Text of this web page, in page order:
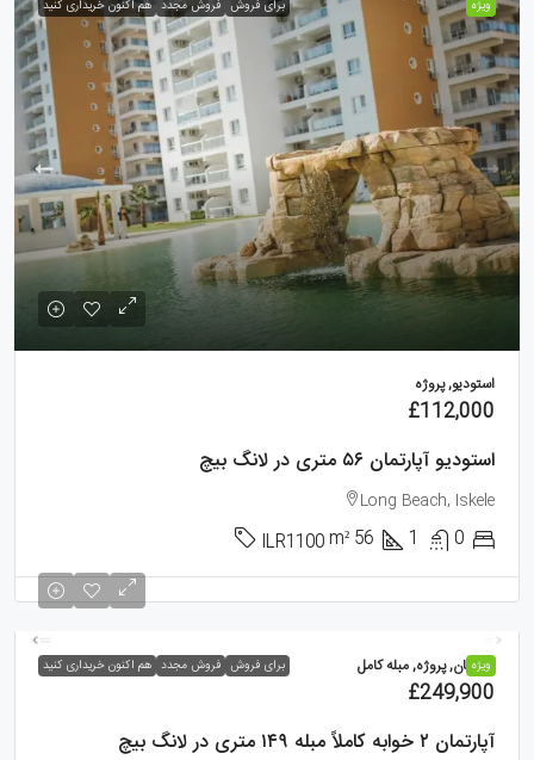
ویژه برای فروش فروش مجدد هم اکنون خریداری کنید
استودیو, پروژه
£112,000
استودیو آپارتمان ۵۶ متری در لانگ بیچ
Long Beach, Iskele
0
1
56
m²
ILR1100
ویژه برای فروش فروش مجدد هم اکنون خریداری کنید آپارتمان, پروژه, مبله کامل
£249,900
آپارتمان ۲ خوابه کاملاً مبله ۱۴۹ متری در لانگ بیچ